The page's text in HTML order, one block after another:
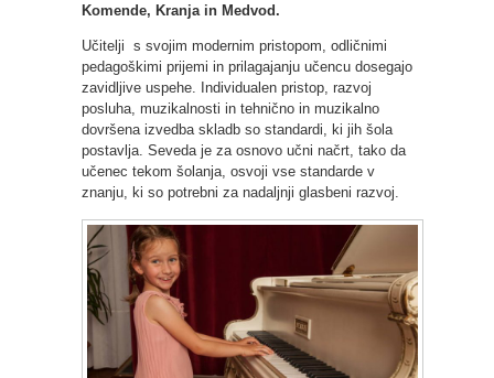
Komende, Kranja in Medvod.
Učitelji s svojim modernim pristopom, odličnimi
pedagoškimi prijemi in prilagajanju učencu dosegajo
zavidljive uspehe. Individualen pristop, razvoj
posluha, muzikalnosti in tehnično in muzikalno
dovršena izvedba skladb so standardi, ki jih šola
postavlja. Seveda je za osnovo učni načrt, tako da
učenec tekom šolanja, osvoji vse standarde v
znanju, ki so potrebni za nadaljnji glasbeni razvoj.